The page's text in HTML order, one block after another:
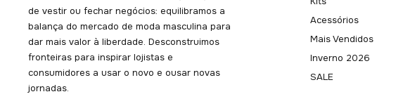
de vestir ou fechar negócios: equilibramos a
balança do mercado de moda masculina para
dar mais valor à liberdade. Desconstruimos
fronteiras para inspirar lojistas e
consumidores a usar o novo e ousar novas
jornadas.
Acessórios
Mais Vendidos
Inverno 2026
SALE